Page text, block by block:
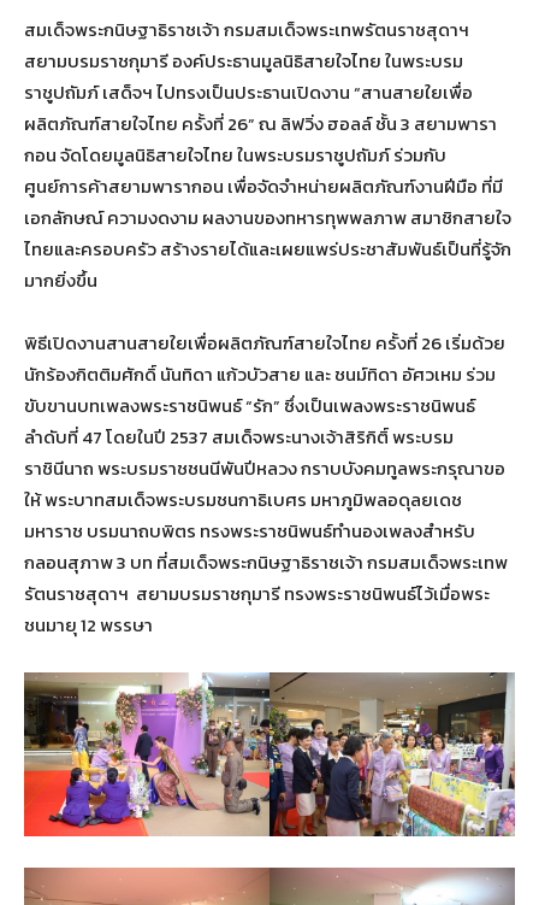
สมเด็จพระกนิษฐาธิราชเจ้า กรมสมเด็จพระเทพรัตนราชสุดาฯ
สยามบรมราชกุมารี องค์ประธานมูลนิธิสายใจไทย ในพระบรม
ราชูปถัมภ์ เสด็จฯ ไปทรงเป็นประธานเปิดงาน “สานสายใยเพื่อ
ผลิตภัณฑ์สายใจไทย ครั้งที่ 26” ณ ลิฟวิ่ง ฮอลล์ ชั้น 3 สยามพารา
กอน จัดโดยมูลนิธิสายใจไทย ในพระบรมราชูปถัมภ์ ร่วมกับ
ศูนย์การค้าสยามพารากอน เพื่อจัดจำหน่ายผลิตภัณฑ์งานฝีมือ ที่มี
เอกลักษณ์ ความงดงาม ผลงานของทหารทุพพลภาพ สมาชิกสายใจ
ไทยและครอบครัว สร้างรายได้และเผยแพร่ประชาสัมพันธ์เป็นที่รู้จัก
มากยิ่งขึ้น
พิธีเปิดงานสานสายใยเพื่อผลิตภัณฑ์สายใจไทย ครั้งที่ 26 เริ่มด้วย
นักร้องกิตติมศักดิ์ นันทิดา แก้วบัวสาย และ ชนม์ทิดา อัศวเหม ร่วม
ขับขานบทเพลงพระราชนิพนธ์ “รัก” ซึ่งเป็นเพลงพระราชนิพนธ์
ลำดับที่ 47 โดยในปี 2537 สมเด็จพระนางเจ้าสิริกิติ์ พระบรม
ราชินีนาถ พระบรมราชชนนีพันปีหลวง กราบบังคมทูลพระกรุณาขอ
ให้พระบาทสมเด็จพระบรมชนกาธิเบศร มหาภูมิพลอดุลยเดช
มหาราช บรมนาถบพิตร ทรงพระราชนิพนธ์ทำนองเพลงสำหรับ
กลอนสุภาพ 3 บท ที่สมเด็จพระกนิษฐาธิราชเจ้า กรมสมเด็จพระเทพ
รัตนราชสุดาฯ สยามบรมราชกุมารี ทรงพระราชนิพนธ์ไว้เมื่อพระ
ชนมายุ 12 พรรษา